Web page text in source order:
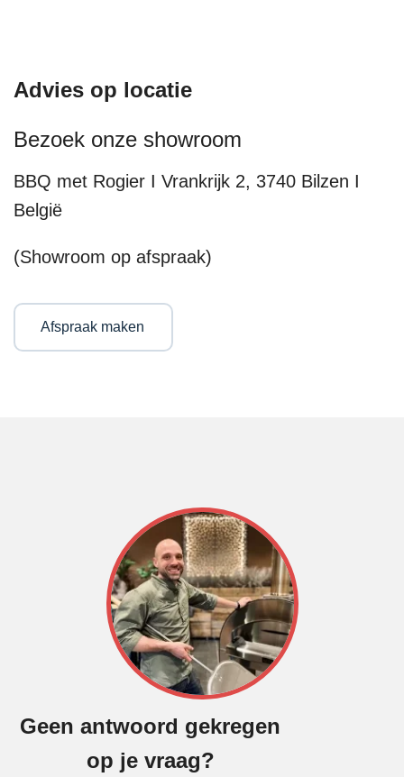
Advies op locatie
Bezoek onze showroom
BBQ met Rogier I Vrankrijk 2, 3740 Bilzen I
België
(Showroom op afspraak)
Afspraak maken
Geen antwoord gekregen
op je vraag?